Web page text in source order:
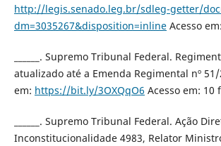
http://legis.senado.leg.br/sdleg-getter/
dm=3035267&disposition=inlineAcesso
______. Supremo Tribunal Federal.
atualizado até a Emenda Regimental nº
em: https://bit.ly/3OXQqO6 Acesso em: 10
______. Supremo Tribunal Federal. Ação
Inconstitucionalidade 4983, Relator